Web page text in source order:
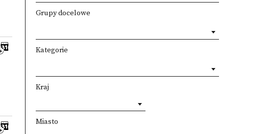
Grupy docelowe
Kategorie
Kraj
Miasto